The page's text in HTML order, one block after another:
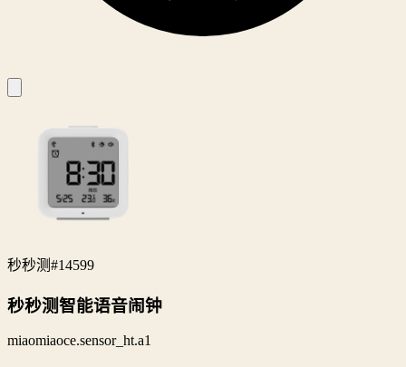
秒秒测#14599
秒秒测智能语音闹钟
miaomiaoce.sensor_ht.a1